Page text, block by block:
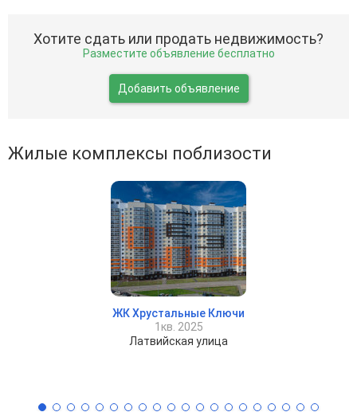
Хотите сдать или продать недвижимость?
Разместите объявление бесплатно
Добавить объявление
Жилые комплексы поблизости
ЖК Хрустальные Ключи
1кв. 2025
Латвийская улица